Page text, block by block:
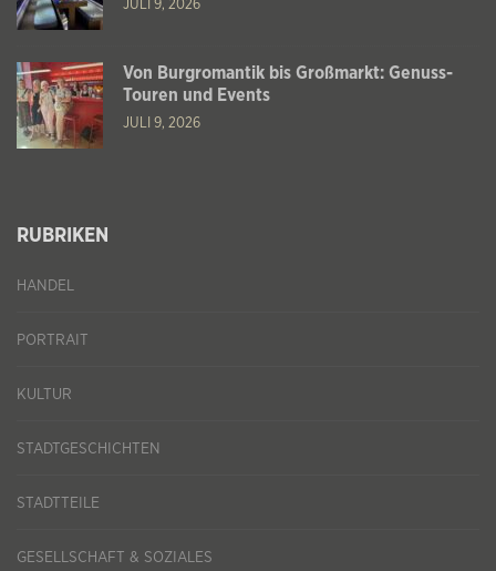
JULI 9, 2026
Von Burgromantik bis Großmarkt: Genuss-
Touren und Events
JULI 9, 2026
RUBRIKEN
HANDEL
PORTRAIT
KULTUR
STADTGESCHICHTEN
STADTTEILE
GESELLSCHAFT & SOZIALES